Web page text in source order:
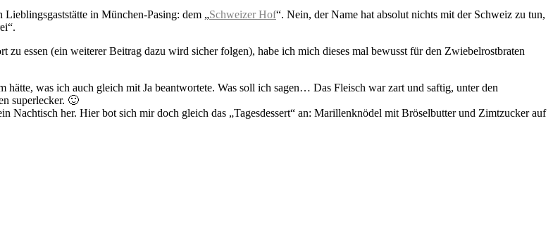
in München-Pasing: dem „Schweizer Hof“. Nein, der Name hat absolut nichts mit der Schweiz zu tun,
essen (ein weiterer Beitrag dazu wird sicher folgen), habe ich mich dieses mal bewusst für den Zwiebelrostbraten
was ich auch gleich mit Ja beantwortete. Was soll ich sagen… Das Fleisch war zart und saftig, unter den
superlecker. 🙂
Nachtisch her. Hier bot sich mir doch gleich das „Tagesdessert“ an: Marillenknödel mit Bröselbutter und Zimtzucker auf